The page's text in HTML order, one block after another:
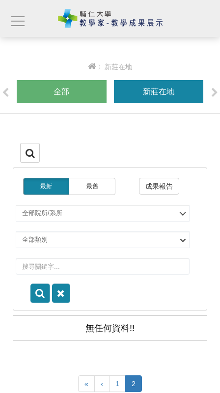
〉新莊在地
全部 新莊在地
最新 最舊 成果報告
選
所/
所
選
別
無任何資料!!
« ‹ 1 2